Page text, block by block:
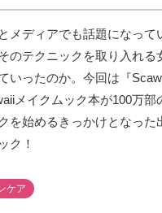
ディアでも話題になって
のテクニックを取り入れる
いったのか。今回は『
メイクムック本が100万部
を始めるきっかけとなった
ク！
ケア